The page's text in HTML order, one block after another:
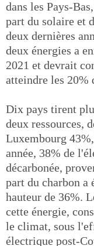
dans les Pays-
part du solaire et
deux dernières
deux énergies a
2021 et devrait
atteindre les 20%
Dix pays tirent
deux ressources,
Luxembourg
année, 38% de
décarbonée,
part du charbon a
hauteur de 36%.
cette énergie,
le climat, sous
électrique post-